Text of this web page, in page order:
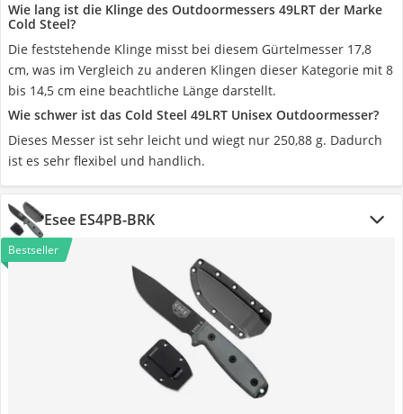
Wie lang ist die Klinge des Outdoormessers 49LRT der Marke
Cold Steel?
Die feststehende Klinge misst bei diesem Gürtelmesser 17,8
cm, was im Vergleich zu anderen Klingen dieser Kategorie mit 8
bis 14,5 cm eine beachtliche Länge darstellt.
Wie schwer ist das Cold Steel 49LRT Unisex Outdoormesser?
Dieses Messer ist sehr leicht und wiegt nur 250,88 g. Dadurch
ist es sehr flexibel und handlich.
Esee ES4PB-BRK
Bestseller